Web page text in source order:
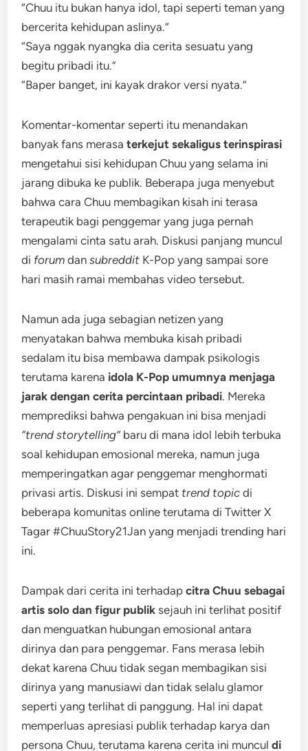
“Chuu itu bukan hanya idol, tapi seperti teman yang
bercerita kehidupan aslinya.”
“Saya nggak nyangka dia cerita sesuatu yang
begitu pribadi itu.”
“Baper banget, ini kayak drakor versi nyata.”
Komentar-komentar seperti itu menandakan
banyak fans merasaterkejut sekaligus terinspirasi
mengetahui sisi kehidupan Chuu yang selama ini
jarang dibuka ke publik. Beberapa juga menyebut
bahwa cara Chuu membagikan kisah ini terasa
terapeutik bagi penggemar yang juga pernah
mengalami cinta satu arah. Diskusi panjang muncul
di forum dansubreddit K-Pop yang sampai sore
hari masih ramai membahas video tersebut.
Namun ada juga sebagian netizen yang
menyatakan bahwa membuka kisah pribadi
sedalam itu bisa membawa dampak psikologis
terutama karena idola K-Pop umumnya menjaga
jarak dengan cerita percintaan pribadi. Mereka
memprediksi bahwa pengakuan ini bisa menjadi
“trend storytelling”baru di mana idol lebih terbuka
soal kehidupan emosional mereka, namun juga
memperingatkan agar penggemar menghormati
privasi artis. Diskusi ini sempat trend topic di
beberapa komunitas online terutama di Twitter X
Tagar #ChuuStory21Jan yang menjadi trending hari
ini.
Dampak dari cerita ini terhadapcitra Chuu sebagai
artis solo dan figur publik sejauh ini terlihat positif
dan menguatkan hubungan emosional antara
dirinya dan para penggemar. Fans merasa lebih
dekat karena Chuu tidak segan membagikan sisi
dirinya yang manusiawi dan tidak selalu glamor
seperti yang terlihat di panggung. Hal ini dapat
memperluas apresiasi publik terhadap karya dan
persona Chuu, terutama karena cerita ini munculdi